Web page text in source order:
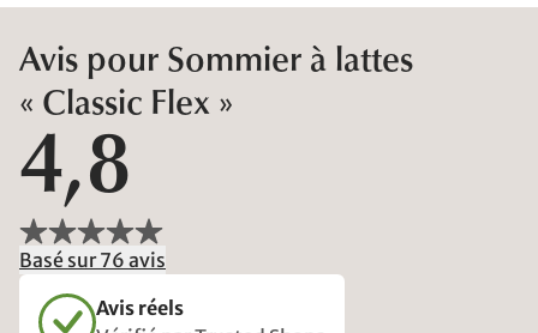
Avis pour Sommier à lattes
« Classic Flex »
4,8
Basé sur 76 avis
Avis réels